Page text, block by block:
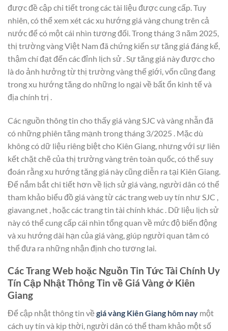
được đề cập chi tiết trong các tài liệu được cung cấp. Tuy
nhiên, có thể xem xét các xu hướng giá vàng chung trên cả
nước để có một cái nhìn tương đối. Trong tháng 3 năm 2025,
thị trường vàng Việt Nam đã chứng kiến sự tăng giá đáng kể,
thậm chí đạt đến các đỉnh lịch sử . Sự tăng giá này được cho
là do ảnh hưởng từ thị trường vàng thế giới, vốn cũng đang
trong xu hướng tăng do những lo ngại về bất ổn kinh tế và
địa chính trị .
Các nguồn thông tin cho thấy giá vàng SJC và vàng nhẫn đã
có những phiên tăng mạnh trong tháng 3/2025 . Mặc dù
không có dữ liệu riêng biệt cho Kiên Giang, nhưng với sự liên
kết chặt chẽ của thị trường vàng trên toàn quốc, có thể suy
đoán rằng xu hướng tăng giá này cũng diễn ra tại Kiên Giang.
Để nắm bắt chi tiết hơn về lịch sử giá vàng, người dân có thể
tham khảo biểu đồ giá vàng từ các trang web uy tín như SJC ,
giavang.net , hoặc các trang tin tài chính khác . Dữ liệu lịch sử
này có thể cung cấp cái nhìn tổng quan về mức độ biến động
và xu hướng dài hạn của giá vàng, giúp người quan tâm có
thể đưa ra những nhận định cho tương lai.
Các Trang Web hoặc Nguồn Tin Tức Tài Chính Uy
Tín Cập Nhật Thông Tin về Giá Vàng ở Kiên
Giang
Để cập nhật thông tin về giá vàng Kiên Giang hôm nay một
cách uy tín và kịp thời, người dân có thể tham khảo một số